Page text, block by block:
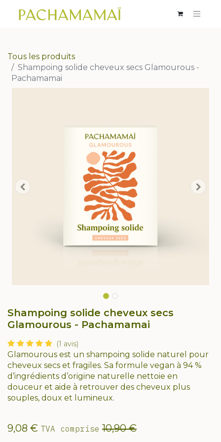
Tous les produits
Shampoing solide cheveux secs Glamourous -
Pachamamai
Shampoing solide cheveux secs
Glamourous - Pachamamai
(1 avis)
Glamourous est un shampoing solide naturel pour
cheveux secs et fragiles. Sa formule vegan à 94 %
d’ingrédients d’origine naturelle nettoie en
douceur et aide à retrouver des cheveux plus
souples, doux et lumineux.
9,08 € TVA comprise 10,90€